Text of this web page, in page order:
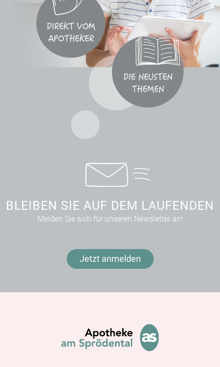
BLEIBEN SIE AUF DEM LAUFENDEN
Melden Sie sich für unseren Newsletter an!
Jetzt anmelden